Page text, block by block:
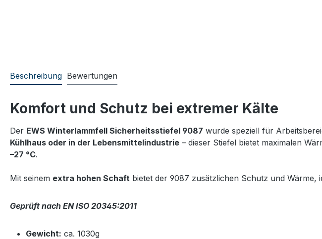
Beschreibung Bewertungen
Komfort und Schutz bei extremer Kälte
Der EWS Winterlammfell Sicherheitsstiefel 9087 wurde speziell für
Kühlhaus oder in der Lebensmittelindustrie – dieser Stiefel bietet maximalen
–27 °C.
Mit seinem extra hohen Schaft bietet der 9087 zusätzlichen Schutz und Wärme,
Geprüft nach EN ISO 20345:2011
Gewicht: ca. 1030g